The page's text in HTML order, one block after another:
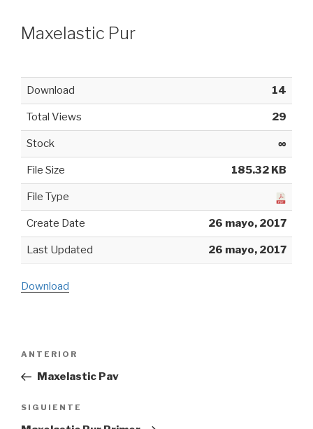
Maxelastic Pur
Download 14
Total Views 29
Stock ∞
File Size 185.32 KB
File Type
Create Date 26 mayo, 2017
Last Updated 26 mayo, 2017
Download
Navegación
Entrada
anterior:
ANTERIOR
Maxelastic Pav
Siguiente
entrada
SIGUIENTE